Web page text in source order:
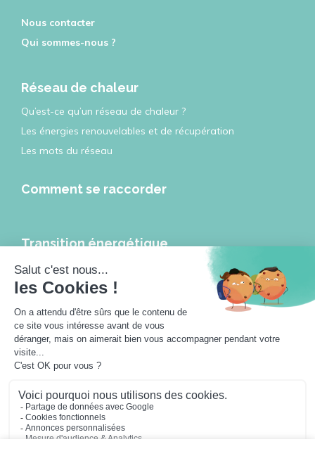
Nous contacter
Qui sommes-nous ?
Réseau de chaleur
Qu’est-ce qu’un réseau de chaleur ?
Les énergies renouvelables et de récupération
Les mots du réseau
Comment se raccorder
Transition énergétique
Les réseaux de chaleur et de froid, leviers de la transition
énergétique
Les réseaux de chaleur à l’heure de la ville intelligente
Travailler pour les réseaux de chaleur
Actualités
Les podcasts
Jouer avec Géodino
Sofia, Hugo et les réseaux